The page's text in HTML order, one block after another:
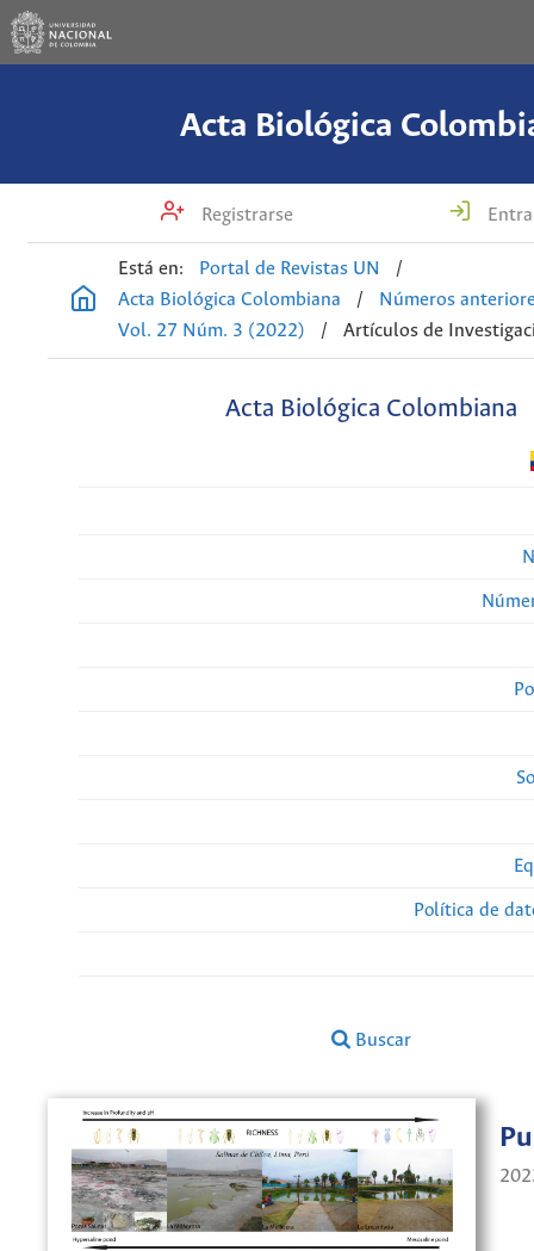
Acta Biológica
Registrarse
Está en: Portal de Revistas UN
/
Acta Biológica Colombiana
/
Números
Vol. 27 Núm. 3 (2022)
/ Artículos de
Acta Biológica Colombiana
Política de
Buscar